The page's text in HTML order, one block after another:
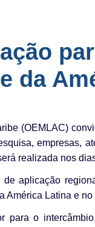
da
(OEMLAC)
empresas,
realizada nos
aplicação
América Latina e no
para o